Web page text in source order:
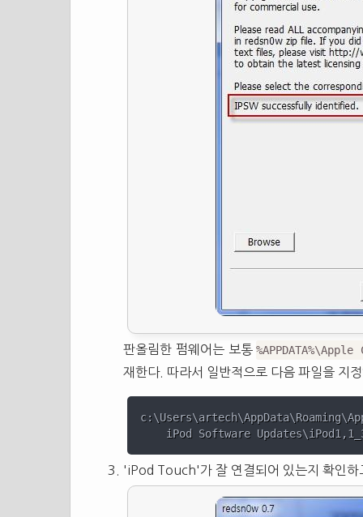
판올림한 펌웨어는 보통
재한다. 따라서 일반적으로 다음 파일을 지
'iPod Touch'가 잘 연결되어 있는지 확인